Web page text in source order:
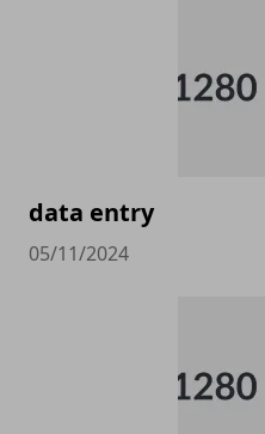
data entry
05/11/2024